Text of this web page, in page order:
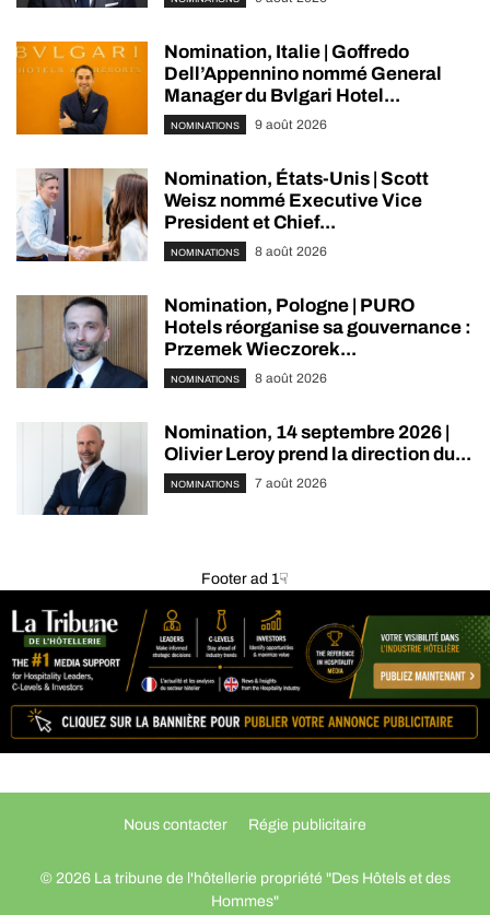
Nomination, Italie | Goffredo
Dell’Appennino nommé General
Manager du Bvlgari Hotel...
NOMINATIONS 9 août 2026
Nomination, États-Unis | Scott
Weisz nommé Executive Vice
President et Chief...
NOMINATIONS 8 août 2026
Nomination, Pologne | PURO
Hotels réorganise sa gouvernance :
Przemek Wieczorek...
NOMINATIONS 8 août 2026
Nomination, 14 septembre 2026 |
Olivier Leroy prend la direction du...
NOMINATIONS 7 août 2026
Footer ad 1☟
Nous contacter Régie publicitaire
© 2026 La tribune de l'hôtellerie propriété "Des Hôtels et des
Hommes"